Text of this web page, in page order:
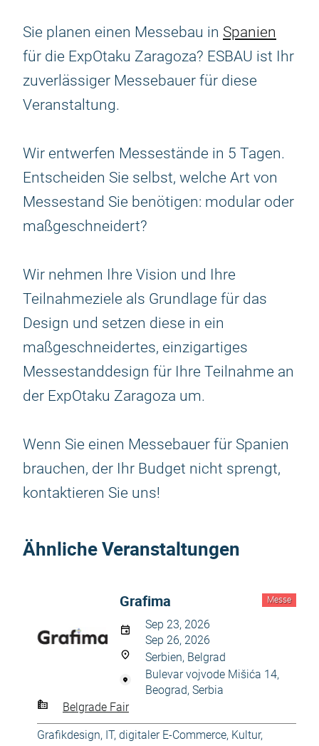
Sie planen einen Messebau in Spanien
für die ExpOtaku Zaragoza? ESBAU ist Ihr
zuverlässiger Messebauer für diese
Veranstaltung.
Wir entwerfen Messestände in 5 Tagen.
Entscheiden Sie selbst, welche Art von
Messestand Sie benötigen: modular oder
maßgeschneidert?
Wir nehmen Ihre Vision und Ihre
Teilnahmeziele als Grundlage für das
Design und setzen diese in ein
maßgeschneidertes, einzigartiges
Messestanddesign für Ihre Teilnahme an
der ExpOtaku Zaragoza um.
Wenn Sie einen Messebauer für Spanien
brauchen, der Ihr Budget nicht sprengt,
kontaktieren Sie uns!
Ähnliche Veranstaltungen
Messe
Grafima
Sep 23, 2026
Sep 26, 2026
Serbien, Belgrad
Bulevar vojvode Mišića 14,
Beograd, Serbia
Belgrade Fair
Grafikdesign, IT, digitaler E-Commerce, Kultur,